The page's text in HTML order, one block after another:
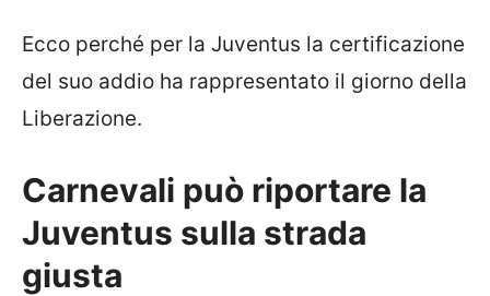
Ecco perché per la Juventus la certificazione
del suo addio ha rappresentato il giorno della
Liberazione.
Carnevali può riportare la
Juventus sulla strada
giusta